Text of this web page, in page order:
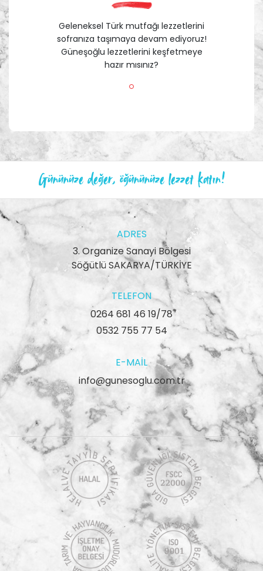
Geleneksel Türk mutfağı lezzetlerini
sofranıza taşımaya devam ediyoruz!
Güneşoğlu lezzetlerini keşfetmeye
hazır mısınız?
Gününüze değer, öğününüze lezzet katın!
ADRES
3. Organize Sanayi Bölgesi
Söğütlü SAKARYA/TÜRKİYE
TELEFON
0264 681 46 19/78
0532 755 77 54
E-MAIL
info@gunesoglu.com.tr